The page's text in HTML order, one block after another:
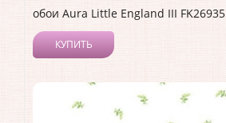
обои Aura Little England III FK26935
КУПИТЬ